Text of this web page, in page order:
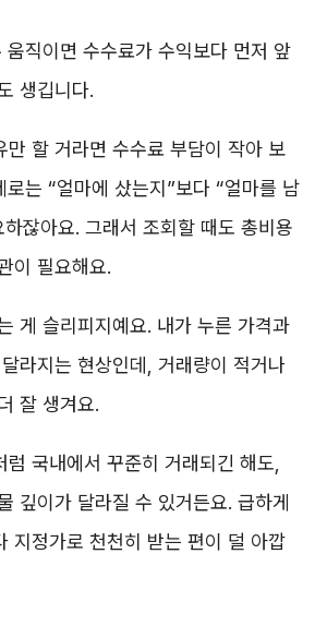
움직이면 수수료가 수익보다 먼저 앞
생깁니다.
만 할 거라면 수수료 부담이 작아 보
는 “얼마에 샀는지”보다 “얼마를 남
잖아요. 그래서 조회할 때도 총비용
이 필요해요.
게 슬리피지예요. 내가 누른 가격과
라지는 현상인데, 거래량이 적거나
잘 생겨요.
럼 국내에서 꾸준히 거래되긴 해도,
깊이가 달라질 수 있거든요. 급하게
지정가로 천천히 받는 편이 덜 아깝